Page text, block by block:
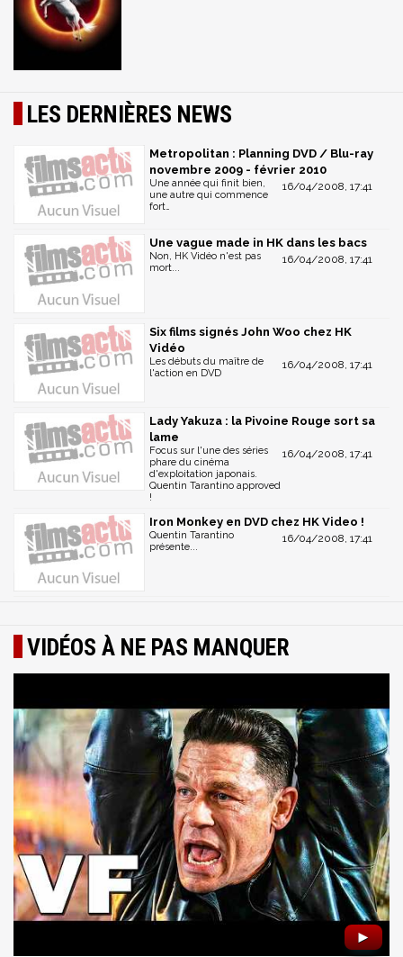
LES DERNIÈRES NEWS
Metropolitan : Planning DVD / Blu-ray
novembre 2009 - février 2010
16/04/2008, 17:41
Une année qui finit bien,
une autre qui commence
fort…
Une vague made in HK dans les bacs
16/04/2008, 17:41
Non, HK Vidéo n'est pas
mort...
Six films signés John Woo chez HK
Vidéo
16/04/2008, 17:41
Les débuts du maître de
l'action en DVD
Lady Yakuza : la Pivoine Rouge sort sa
lame
16/04/2008, 17:41
Focus sur l'une des séries
phare du cinéma
d'exploitation japonais.
Quentin Tarantino approved
!
Iron Monkey en DVD chez HK Video !
16/04/2008, 17:41
Quentin Tarantino
présente...
VIDÉOS À NE PAS MANQUER
►